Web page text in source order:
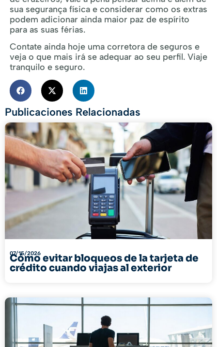
sua segurança física e considerar como os extras
podem adicionar ainda maior paz de espírito
para as suas férias.
Contate ainda hoje uma corretora de seguros e
veja o que mais irá se adequar ao seu perfil. Viaje
tranquilo e seguro.
Publicaciones Relacionadas
07/15/2026
Cómo evitar bloqueos de la tarjeta de
crédito cuando viajas al exterior